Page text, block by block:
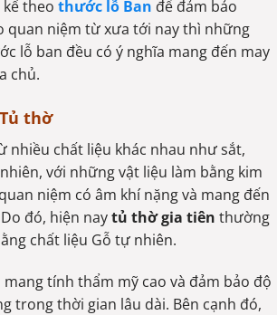
theo thước lỗ Ban để đảm bảo
quan niệm từ xưa tới nay thì những
lỗ ban đều có ý nghĩa mang đến may
chủ.
thờ
nhiều chất liệu khác nhau như sắt,
với những vật liệu làm bằng kim
niệm có âm khí nặng và mang đến
đó, hiện naytủ thờ gia tiên thường
chất liệu Gỗ tự nhiên.
mang tính thẩm mỹ cao và đảm bảo độ
trong thời gian lâu dài. Bên cạnh đó,